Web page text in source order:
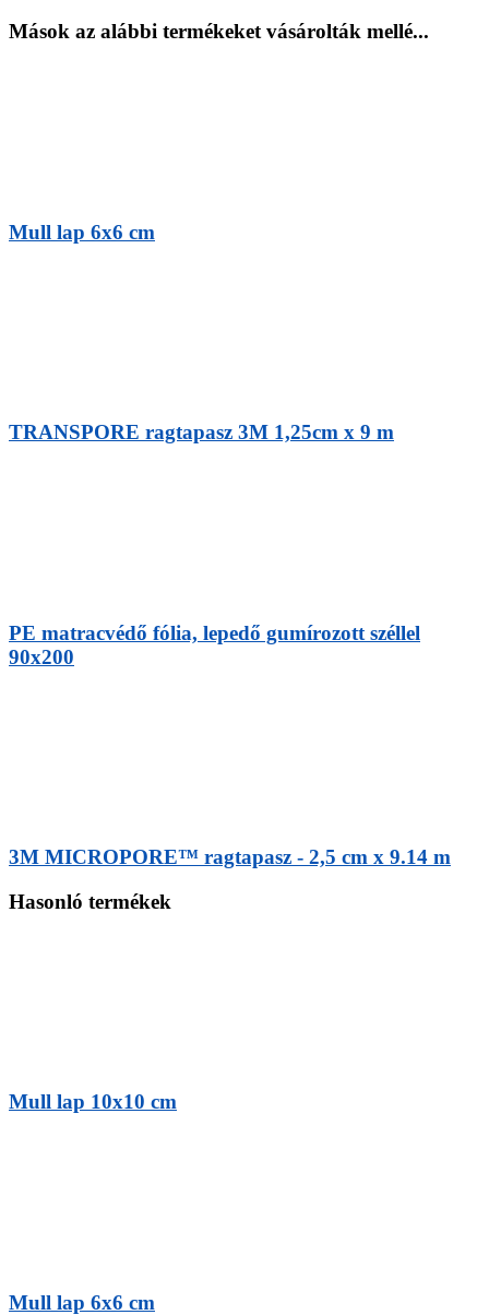
Mások az alábbi termékeket vásárolták mellé...
Mull lap 6x6 cm
TRANSPORE ragtapasz 3M 1,25cm x 9 m
PE matracvédő fólia, lepedő gumírozott széllel
90x200
3M MICROPORE™ ragtapasz - 2,5 cm x 9.14 m
Hasonló termékek
Mull lap 10x10 cm
Mull lap 6x6 cm